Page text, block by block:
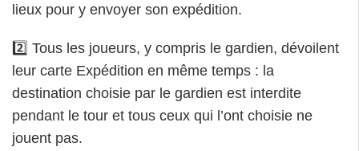
lieux pour y envoyer son expédition.
2️⃣ Tous les joueurs, y compris le gardien, dévoilent
leur carte Expédition en même temps : la
destination choisie par le gardien est interdite
pendant le tour et tous ceux qui l’ont choisie ne
jouent pas.